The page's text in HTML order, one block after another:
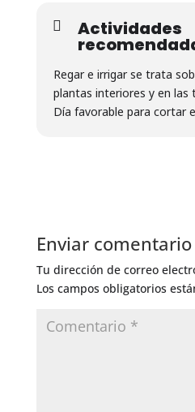
Actividades
Regar e irrigar se trata
plantas interiores y en las
Día favorable para cortar
Enviar comentario
Tu dirección de correo
Los campos obligatorios